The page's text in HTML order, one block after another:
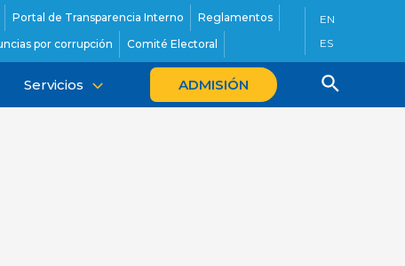
Portal de Transparencia Interno
Reglamentos
por corrupción Comité Electoral
EN
ES
Servicios ADMISIÓN